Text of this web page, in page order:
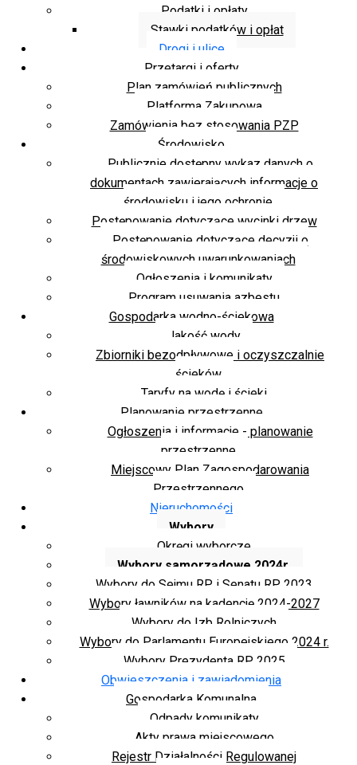
Podatki i opłaty
Stawki podatków i opłat
Drogi i ulice
Przetargi i oferty
Plan zamówień publicznych
Platforma Zakupowa
Zamówienia bez stosowania PZP
Środowisko
Publicznie dostępny wykaz danych o
dokumentach zawierających informacje o
środowisku i jego ochronie
Postępowanie dotyczące wycinki drzew
Postępowanie dotyczące decyzji o
środowiskowych uwarunkowaniach
Ogłoszenia i komunikaty
Program usuwania azbestu
Gospodarka wodno-ściekowa
Jakość wody
Zbiorniki bezodpływowe i oczyszczalnie
ścieków
Taryfy na wodę i ścieki
Planowanie przestrzenne
Ogłoszenia i informacje - planowanie
przestrzenne
Miejscowy Plan Zagospodarowania
Przestrzennego
Nieruchomości
Wybory
Okręgi wyborcze
Wybory samorządowe 2024r.
Wybory do Sejmu RP i Senatu RP 2023
Wybory ławników na kadencję 2024-2027
Wybory do Izb Rolniczych
Wybory do Parlamentu Europejskiego 2024 r.
Wybory Prezydenta RP 2025
Obwieszczenia i zawiadomienia
Gospodarka Komunalna
Odpady komunikaty
Akty prawa miejscowego
Rejestr Działalności Regulowanej